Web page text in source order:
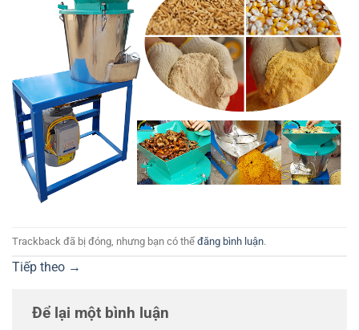
Trackback đã bị đóng, nhưng bạn có thể đăng bình luận.
Tiếp theo →
Để lại một bình luận